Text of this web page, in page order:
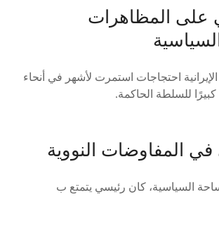
على المظاهرات
الإيرانية احتجاجات استمرت لأشهر في أنحاء
كبيرًا للسلطة الحاكمة.
المفاوضات النووية
السياسية، كان رئيسي يتمتع ب